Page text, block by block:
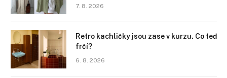
7. 8. 2026
Retro kachličky jsou zase v kurzu. Co teď
frčí?
6. 8. 2026